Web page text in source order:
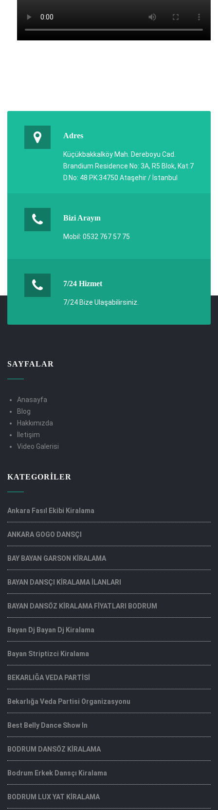
Adres
Küçükbakkalköy Mah. Dereboyu Cad.
Brandium Residence No: 3A, R5 Blok, Kat:7
D.No: 48 PK:34750 Ataşehir / İstanbul
Bizi Arayın
Mobil: 0532 767 57 75
7/24 Hizmet
7/24 Bize Ulaşabilirsiniz.
SAYFALAR
Anasayfa
Blog
Hakkımızda
İletişim
Video Galerisi
KATEGORILER
Ankara Fasıl Ekibi Kiralama
ANKARA GOGO DANSÇI
BAY BAYAN GARSON KİRALAMA
BAYAN DANSÇI KİRALAMA İLANLARI
BAYAN DANSÖZ KİRALAMA FİYATLARI BODRUM
Bayan Dj Bayan Dj Kiralama
Bayan Striptizci Kiralama
BEKARLIĞA VEDA PARTİSİ
Bekarlığa Veda Partisi Organizasyonu
Best Belly Dance Show In
BODRUM DANSÖZ KİRALAMA
Bodrum Erkek Dansçı Kiralama
BODRUM LUX YAT KİRALAMA